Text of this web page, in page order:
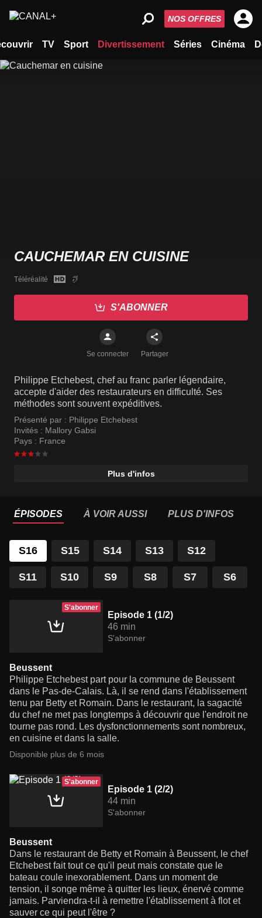
TV Sport Divertissement Séries Cinéma
NOS OFFRES
CAUCHEMAR EN CUISINE
Téléréalité
S'ABONNER
Se connecter Partager
Philippe Etchebest, chef au franc parler légendaire,
accepte d'aider des restaurateurs en difficulté. Ses
méthodes sont souvent expéditives.
Présenté par : Philippe Etchebest
Invités : Mallory Gabsi
Pays : France
Plus d'infos
ÉPISODES À VOIR AUSSI PLUS D'INFOS
S16 S15 S14 S13 S12
S11 S10 S9 S8 S7 S6
S'abonner
Episode 1 (1/2)
46 min
S'abonner
Beussent
Philippe Etchebest part pour la commune de Beussent
dans le Pas-de-Calais. Là, il se rend dans l'établissement
tenu par Betty et Romain. Dans le restaurant, la sagacité
du chef ne met pas longtemps à découvrir que l'endroit ne
tourne pas rond. Les dysfonctionnements sont nombreux,
en cuisine et dans la salle.
Disponible plus de 6 mois
S'abonner
Episode 1 (2/2)
44 min
S'abonner
Beussent
Dans le restaurant de Betty et Romain à Beussent, le chef
Etchebest fait tout ce qu'il peut mais constate que le
bateau coule inexorablement. Dans un moment de
tension, il songe même à quitter les lieux, énervé comme
jamais. Parviendra-t-il à remettre l'établissement à flot et
sauver ce qui peut l'être ?